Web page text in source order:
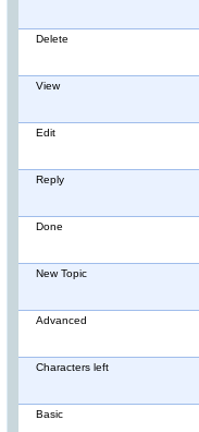
Delete
View
Edit
Reply
Done
New Topic
Advanced
Characters left
Basic